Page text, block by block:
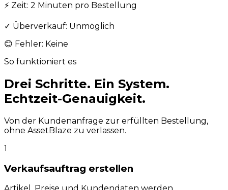
⚡ Zeit: 2 Minuten pro Bestellung
✓ Überverkauf: Unmöglich
😊 Fehler: Keine
So funktioniert es
Drei Schritte. Ein System.
Echtzeit-Genauigkeit.
Von der Kundenanfrage zur erfüllten Bestellung,
ohne AssetBlaze zu verlassen.
1
Verkaufsauftrag erstellen